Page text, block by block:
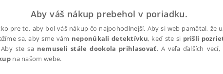
Aby váš nákup prebehol v poriadku.
pre to, aby bol váš nákup čo najpohodlnejší. Aby si web pamätal, že
sa, aby sme vám neponúkali detektívku, keď ste si prišli
ste sa nemuseli stále dookola prihlasovať. A veľa ďalších
na našom webe.